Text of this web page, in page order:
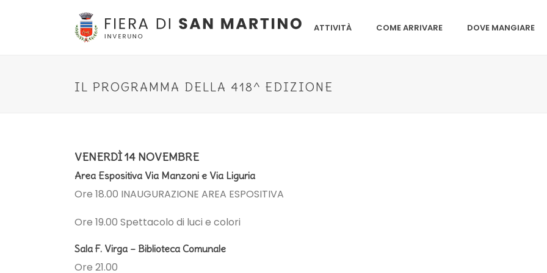
ATTIVITÀ COME ARRIVARE DOVE MANGIARE
IL PROGRAMMA DELLA 418^ EDIZIONE
VENERDÌ 14 NOVEMBRE
Area Espositiva Via Manzoni e Via Liguria
Ore 18.00 INAUGURAZIONE AREA ESPOSITIVA
Ore 19.00 Spettacolo di luci e colori
Sala F. Virga – Biblioteca Comunale
Ore 21.00